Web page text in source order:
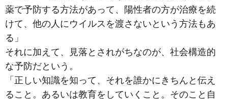
薬で予防する方法があって、陽性者の方が治療を続
けて、他の人にウイルスを渡さないという方法もあ
る」
それに加えて、見落とされがちなのが、社会構造的
な予防だという。
「正しい知識を知って、それを誰かにきちんと伝え
ること。あるいは教育をしていくこと。そのこと自